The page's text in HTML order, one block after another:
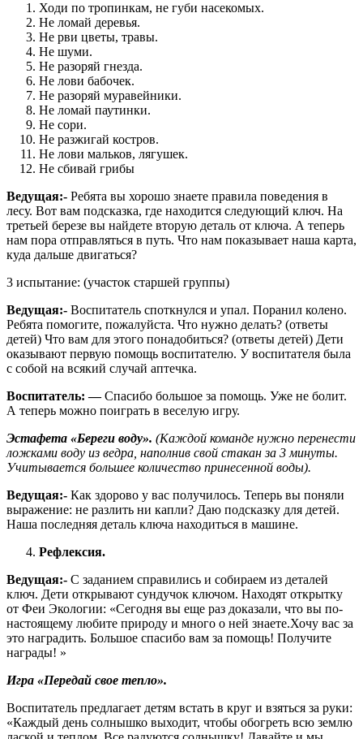
Ходи по тропинкам, не губи насекомых.
Не ломай деревья.
Не рви цветы, травы.
Не шуми.
Не разоряй гнезда.
Не лови бабочек.
Не разоряй муравейники.
Не ломай паутинки.
Не сори.
Не разжигай костров.
Не лови мальков, лягушек.
Не сбивай грибы
Ведущая:- Ребята вы хорошо знаете правила поведения в
лесу. Вот вам подсказка, где находится следующий ключ. На
третьей березе вы найдете вторую деталь от ключа. А теперь
нам пора отправляться в путь. Что нам показывает наша карта,
куда дальше двигаться?
3 испытание: (участок старшей группы)
Ведущая:- Воспитатель споткнулся и упал. Поранил колено.
Ребята помогите, пожалуйста. Что нужно делать? (ответы
детей) Что вам для этого понадобиться? (ответы детей) Дети
оказывают первую помощь воспитателю. У воспитателя была
с собой на всякий случай аптечка.
Воспитатель: —Спасибо большое за помощь. Уже не болит.
А теперь можно поиграть в веселую игру.
Эстафета «Береги воду». (Каждой команде нужно перенести
ложками воду из ведра, наполнив свой стакан за 3 минуты.
Учитывается большее количество принесенной воды).
Ведущая:- Как здорово у вас получилось. Теперь вы поняли
выражение: не разлить ни капли? Даю подсказку для детей.
Наша последняя деталь ключа находиться в машине.
Рефлексия.
Ведущая:- С заданием справились и собираем из деталей
ключ. Дети открывают сундучок ключом. Находят открытку
от Феи Экологии: «Сегодня вы еще раз доказали, что вы по-
настоящему любите природу и много о ней знаете.Хочу вас за
это наградить. Большое спасибо вам за помощь! Получите
награды! »
Игра «Передай свое тепло».
Воспитатель предлагает детям встать в круг и взяться за руки:
«Каждый день солнышко выходит, чтобы обогреть всю землю